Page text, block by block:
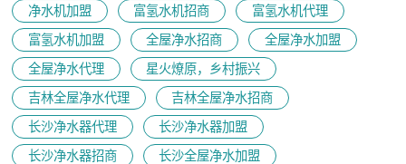
净水机加盟
富氢水机招商
富氢水机代理
富氢水机加盟
全屋净水招商
全屋净水加盟
全屋净水代理
星火燎原，乡村振兴
吉林全屋净水代理
吉林全屋净水招商
长沙净水器代理
长沙净水器加盟
长沙净水器招商
长沙全屋净水加盟